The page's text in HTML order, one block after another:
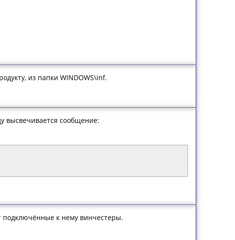
из папки WINDOWS\inf.
высвечивается сообщение:
подключённые к нему винчестеры.